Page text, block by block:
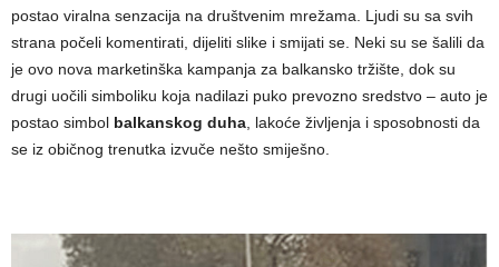
postao viralna senzacija na društvenim mrežama. Ljudi su sa svih
strana počeli komentirati, dijeliti slike i smijati se. Neki su se šalili da
je ovo nova marketinška kampanja za balkansko tržište, dok su
drugi uočili simboliku koja nadilazi puko prevozno sredstvo – auto je
postao simbol balkanskog duha , lakoće življenja i sposobnosti da
se iz običnog trenutka izvuče nešto smiješno.